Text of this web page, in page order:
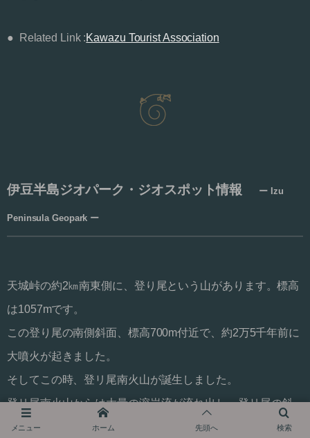
● Related Link :Kawazu Tourist Association
伊豆半島ジオパーク・ジオスポット情報 ー Izu
Peninsula Geopark ー
天城峠の約2㎞南東側に、登り尾という山があります。標高
は1057mです。
この登り尾の南側斜面、標高700m付近で、約2万5千年前に
大噴火が起きました。
そしてこの時、登リ尾南火山が誕生しました。
登リ尾南火山からは大量の溶岩流が流れ出し、登リ尾の斜
面を約1500m流れ下りました。
メニュー 検索
ホーム 先頭へ